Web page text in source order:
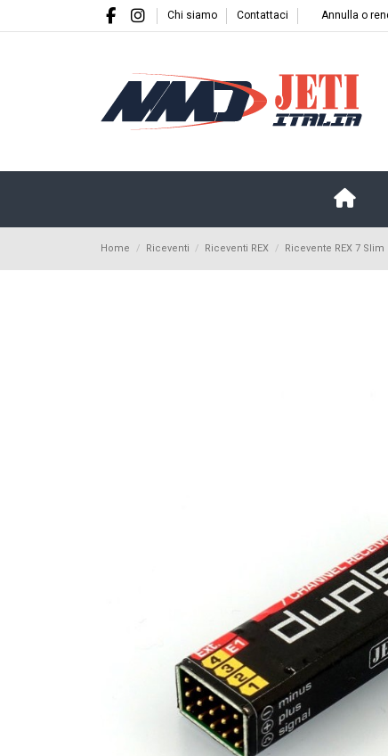
Chi siamo Contattaci Annulla o
Home Riceventi Riceventi REX Ricevente REX 7 Slim